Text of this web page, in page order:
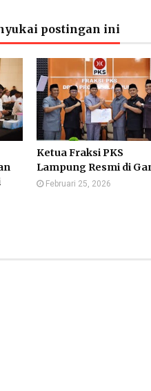
postingan ini
Ketua Fraksi PKS
Lampung Resmi di
Februari 25, 2026